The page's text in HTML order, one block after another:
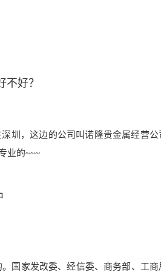
好？
圳，这边的公司叫诺隆贵金属经营公
业的~~~
国家发改委、经信委、商务部、工商